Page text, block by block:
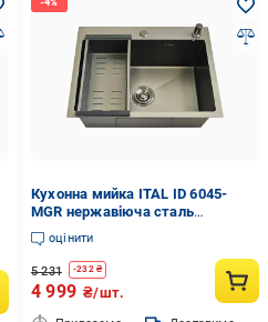
Кухонна мийка ITAL ID 6045-
MGR нержавіюча сталь
поверхня PVD 600x450x215 мм
Графітовий матовий (27923888)
оцінити
5 231 -232₴
4 999 ₴/шт.